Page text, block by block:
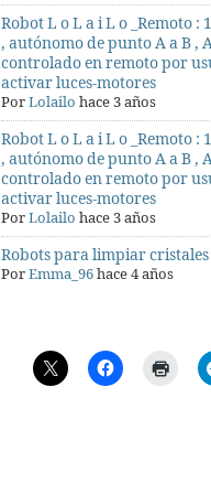
Robot L o L a i L o _Remoto
, autónomo de punto A a B ,
controlado en remoto por
activar luces-motores
PorLolailo hace 3 años
Robot L o L a i L o _Remoto
, autónomo de punto A a B ,
controlado en remoto por
activar luces-motores
PorLolailo hace 3 años
Robots para limpiar cristales
PorEmma_96hace 4 años